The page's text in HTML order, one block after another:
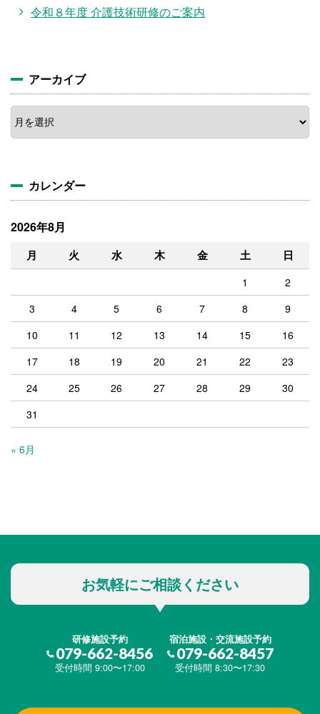
令和８年度 介護技術研修のご案内
アーカイブ
ア
ー
カ
カレンダー
2026年8月
月 火 水 木 金 土 日
1
2
3
4 5 6 7 8
9
10
11 12 13 14 15
16
17
18 19 20 21 22
23
24
25 26 27 28 29
30
31
« 6月
お気軽にご相談ください
研修施設予約
079-662-8456
受付時間 9:00〜17:00
宿泊施設・交流施設予約
079-662-8457
受付時間 8:30〜17:30